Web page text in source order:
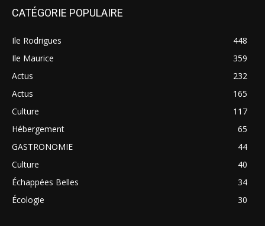
CATÉGORIE POPULAIRE
Ile Rodrigues
448
Ile Maurice
359
Actus
232
Actus
165
Culture
117
Hébergement
65
GASTRONOMIE
44
Culture
40
Échappées Belles
34
Écologie
30